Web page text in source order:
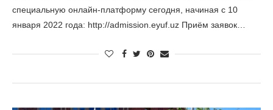
специальную онлайн-платформу сегодня, начиная с 10
января 2022 года: http://admission.eyuf.uz Приём заявок…